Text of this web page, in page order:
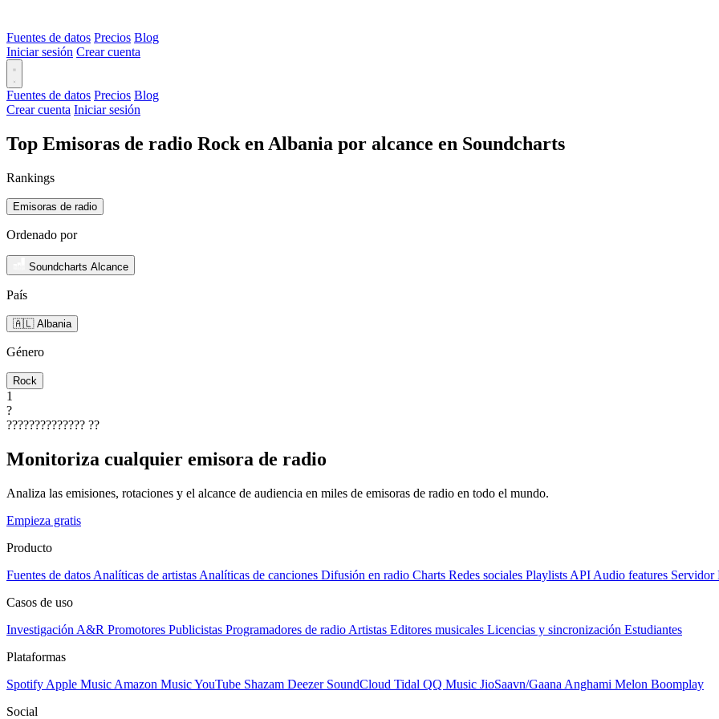
Fuentes de datos Precios Blog
Iniciar sesión Crear cuenta
Fuentes de datos Precios Blog
Crear cuenta Iniciar sesión
Top Emisoras de radio Rock en Albania por alcance en Soundcharts
Rankings
Emisoras de radio
Ordenado por
Soundcharts Alcance
País
🇦🇱 Albania
Género
Rock
1
?
?????????????? ??
Monitoriza cualquier emisora de radio
Analiza las emisiones, rotaciones y el alcance de audiencia en miles de emisoras de radio en todo el mundo.
Empieza gratis
Producto
Fuentes de datos Analíticas de artistas Analíticas de canciones Difusión en radio Charts Redes sociales Playlists API Audio features Servidor
Casos de uso
Investigación A&R Promotores Publicistas Programadores de radio Artistas Editores musicales Licencias y sincronización Estudiantes
Plataformas
Spotify Apple Music Amazon MusicYouTube Shazam Deezer SoundCloud Tidal QQ Music JioSaavn/Gaana Anghami Melon Boomplay
Social